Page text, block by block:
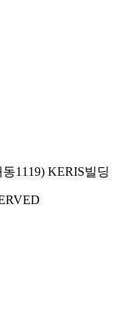
1119) KERIS빌딩